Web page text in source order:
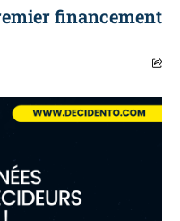
financement